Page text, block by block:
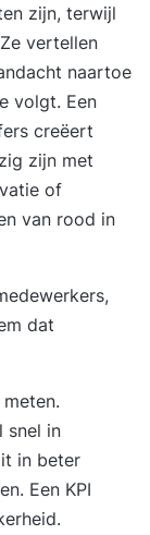
zijn, terwijl
vertellen
naartoe
volgt. Een
creëert
zijn met
of
van rood in
dat
snel in
in beter
Een KPI